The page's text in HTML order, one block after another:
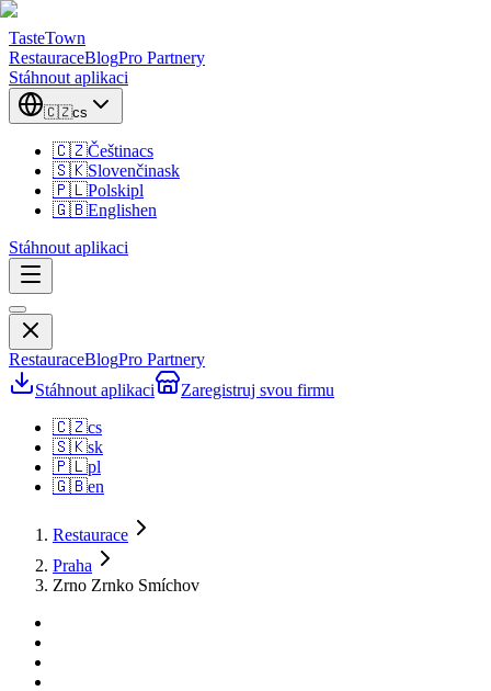
TasteTown
RestauraceBlogPro Partnery
Stáhnout aplikaci
🇨🇿cs
🇨🇿Češtinacs
🇸🇰Slovenčinask
🇵🇱Polskipl
🇬🇧Englishen
Stáhnout aplikaci
RestauraceBlogPro Partnery
Stáhnout aplikaci
Zaregistruj svou firmu
🇨🇿cs
🇸🇰sk
🇵🇱pl
🇬🇧en
Restaurace
Praha
Zrno Zrnko Smíchov